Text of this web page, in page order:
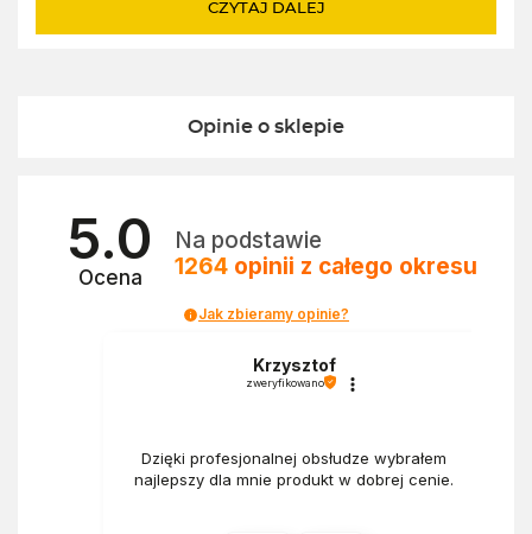
CZYTAJ DALEJ
Opinie o sklepie
5.0
Ocena
Na podstawie
1264 opinii z całego okresu
Jak zbieramy opinie?
Krzysztof
zweryfikowano
Dzięki profesjonalnej obsłudze wybrałem
najlepszy dla mnie produkt w dobrej cenie.